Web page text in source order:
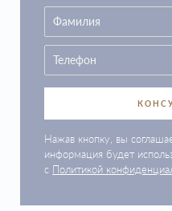
Нажав кнопку, вы
информация будет
с Политикой